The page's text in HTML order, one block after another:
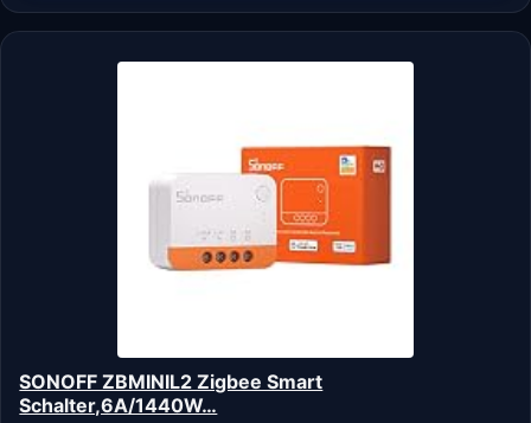
SONOFF ZBMINIL2 Zigbee Smart
Schalter,6A/1440W…